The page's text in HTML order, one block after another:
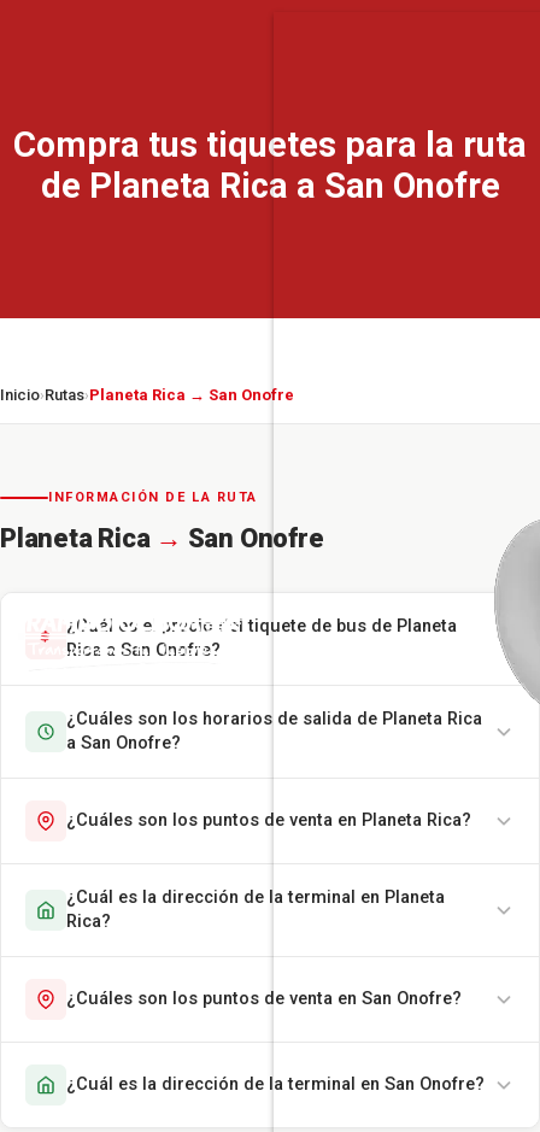
Compra tus tiquetes para la ruta
de Planeta Rica a San Onofre
Inicio›Rutas›Planeta Rica → San Onofre
INFORMACIÓN DE LA RUTA
Planeta Rica → San Onofre
¿Cuál es el precio del tiquete de bus de Planeta
Rica a San Onofre?
¿Cuáles son los horarios de salida de Planeta Rica
a San Onofre?
¿Cuáles son los puntos de venta en Planeta Rica?
¿Cuál es la dirección de la terminal en Planeta
Rica?
¿Cuáles son los puntos de venta en San Onofre?
¿Cuál es la dirección de la terminal en San Onofre?